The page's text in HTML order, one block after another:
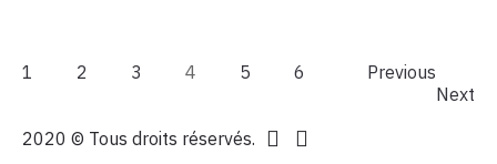
Previous
1 2 3 4 5
6
Next
2020 © Tous droits réservés.